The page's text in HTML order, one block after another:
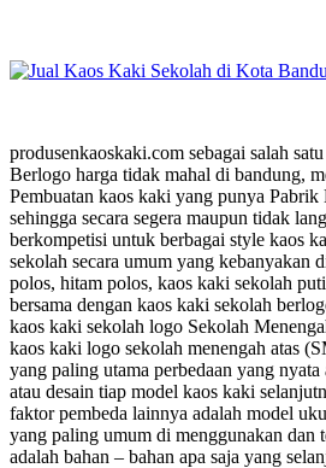
produsenkaoskaki.com sebagai salah
Berlogo harga tidak mahal di bandung,
Pembuatan kaos kaki yang punya
sehingga secara segera maupun tidak
berkompetisi untuk berbagai style kaos
sekolah secara umum yang kebanyakan
polos, hitam polos, kaos kaki sekolah
bersama dengan kaos kaki sekolah
kaos kaki sekolah logo Sekolah
kaos kaki logo sekolah menengah atas
yang paling utama perbedaan yang
atau desain tiap model kaos kaki
faktor pembeda lainnya adalah model
yang paling umum di menggunakan dan
adalah bahan – bahan apa saja yang